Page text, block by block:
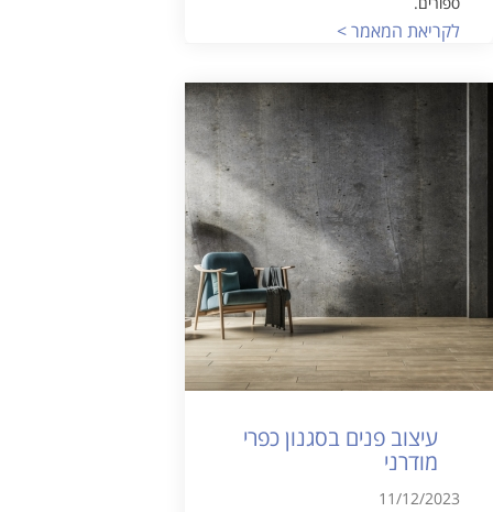
לקריאת המאמר >
עיצוב פנים בסגנון כפרי
מודרני
11/12/2023